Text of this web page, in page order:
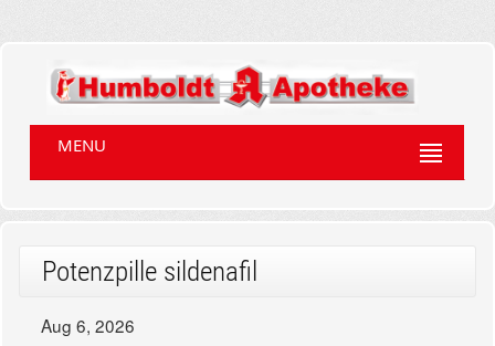
MENU
Potenzpille sildenafil
Aug 6, 2026